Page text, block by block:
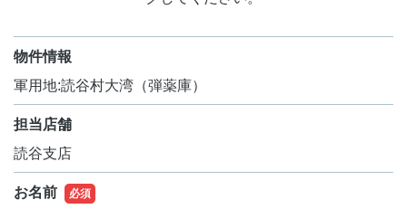
物件情報
軍用地:読谷村大湾（弾薬庫）
担当店舗
読谷支店
お名前 必須